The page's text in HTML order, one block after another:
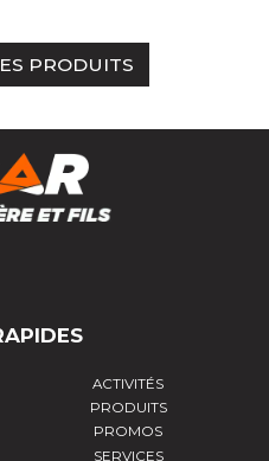
PRODUITS
ACTIVITÉS
PRODUITS
PROMOS
SERVICES